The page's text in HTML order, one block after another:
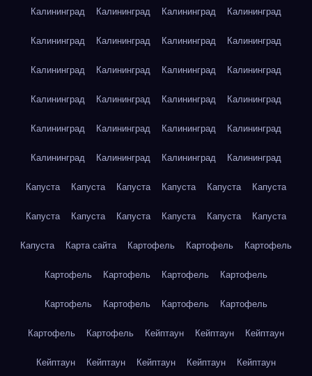
Калининград Калининград Калининград Калининград
Калининград Калининград Калининград Калининград
Калининград Калининград Калининград Калининград
Калининград Калининград Калининград Калининград
Калининград Калининград Калининград Калининград
Калининград Калининград Калининград Калининград
Капуста Капуста Капуста Капуста Капуста Капуста
Капуста Капуста Капуста Капуста Капуста Капуста
Капуста Карта сайта Картофель Картофель Картофель
Картофель Картофель Картофель Картофель
Картофель Картофель Картофель Картофель
Картофель Картофель Кейптаун Кейптаун Кейптаун
Кейптаун Кейптаун Кейптаун Кейптаун Кейптаун